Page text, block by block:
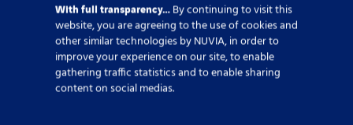
Nyheter
With full transparency… By continuing to visit this
website, you are agreeing to the use of cookies and
other similar technologies by NUVIA, in order to
improve your experience on our site, to enable
gathering traffic statistics and to enable sharing
content on social medias.